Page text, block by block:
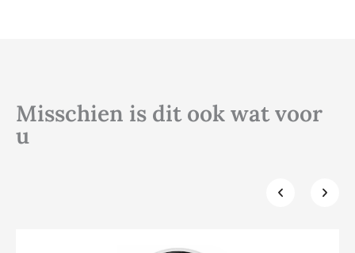
Misschien is dit ook wat voor
u